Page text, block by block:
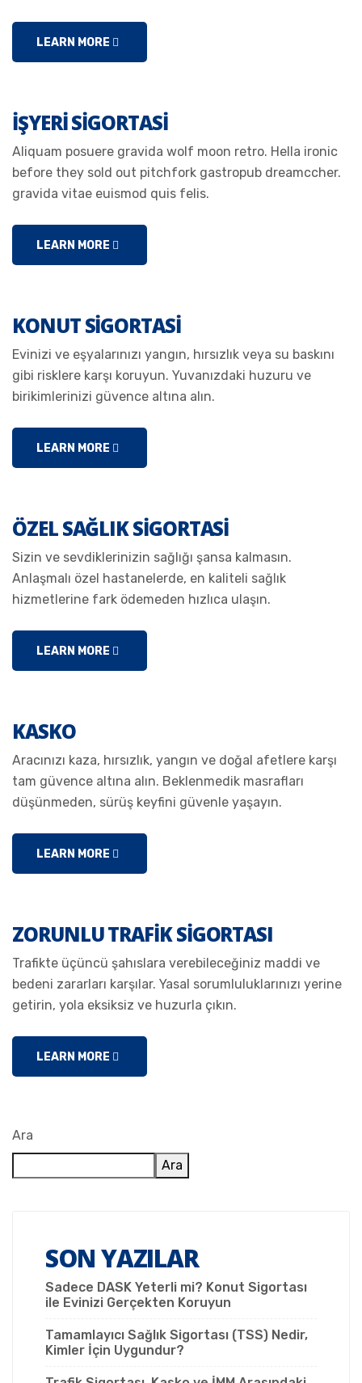
LEARN MORE
İŞYERI SIGORTASI
Aliquam posuere gravida wolf moon retro. Hella ironic
before they sold out pitchfork gastropub dreamccher.
gravida vitae euismod quis felis.
LEARN MORE
KONUT SIGORTASI
Evinizi ve eşyalarınızı yangın, hırsızlık veya su baskını
gibi risklere karşı koruyun. Yuvanızdaki huzuru ve
birikimlerinizi güvence altına alın.
LEARN MORE
ÖZEL SAĞLIK SIGORTASI
Sizin ve sevdiklerinizin sağlığı şansa kalmasın.
Anlaşmalı özel hastanelerde, en kaliteli sağlık
hizmetlerine fark ödemeden hızlıca ulaşın.
LEARN MORE
KASKO
Aracınızı kaza, hırsızlık, yangın ve doğal afetlere karşı
tam güvence altına alın. Beklenmedik masrafları
düşünmeden, sürüş keyfini güvenle yaşayın.
LEARN MORE
ZORUNLU TRAFIK SIGORTASI
Trafikte üçüncü şahıslara verebileceğiniz maddi ve
bedeni zararları karşılar. Yasal sorumluluklarınızı yerine
getirin, yola eksiksiz ve huzurla çıkın.
LEARN MORE
Ara
Ara
SON YAZILAR
Sadece DASK Yeterli mi? Konut Sigortası
ile Evinizi Gerçekten Koruyun
Tamamlayıcı Sağlık Sigortası (TSS) Nedir,
Kimler İçin Uygundur?